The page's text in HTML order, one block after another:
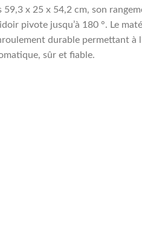
59,3 x 25 x 54,2 cm, son
pivote jusqu’à 180 °. Le
durable permettant à
sûr et fiable.